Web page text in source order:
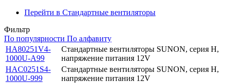
Перейти в Стандартные вентиляторы
Фильтр
По популярности По алфавиту
HA80251V4-
1000U-A99
Стандартные вентиляторы SUNON, серия H,
напряжение питания 12V
HAC0251S4-
1000U-999
Стандартные вентиляторы SUNON, серия H,
напряжение питания 12V